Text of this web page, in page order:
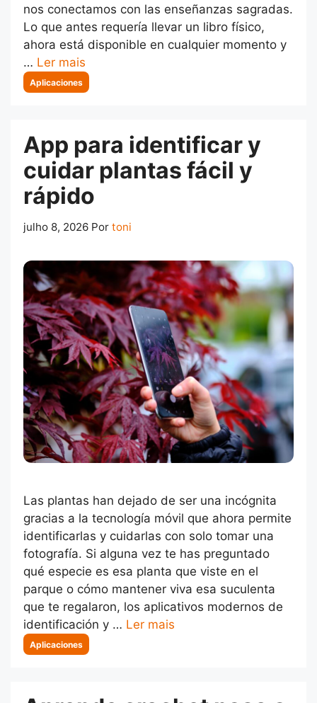
nos conectamos con las enseñanzas sagradas.
Lo que antes requería llevar un libro físico,
ahora está disponible en cualquier momento y
… Ler mais
Categorias
Aplicaciones
App para identificar y
cuidar plantas fácil y
rápido
julho 8, 2026 Por toni
Las plantas han dejado de ser una incógnita
gracias a la tecnología móvil que ahora permite
identificarlas y cuidarlas con solo tomar una
fotografía. Si alguna vez te has preguntado
qué especie es esa planta que viste en el
parque o cómo mantener viva esa suculenta
que te regalaron, los aplicativos modernos de
identificación y … Ler mais
Categorias
Aplicaciones